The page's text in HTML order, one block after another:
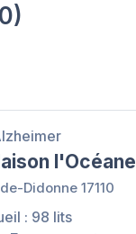
l'Océane
Didonne 17110
: 98 lits